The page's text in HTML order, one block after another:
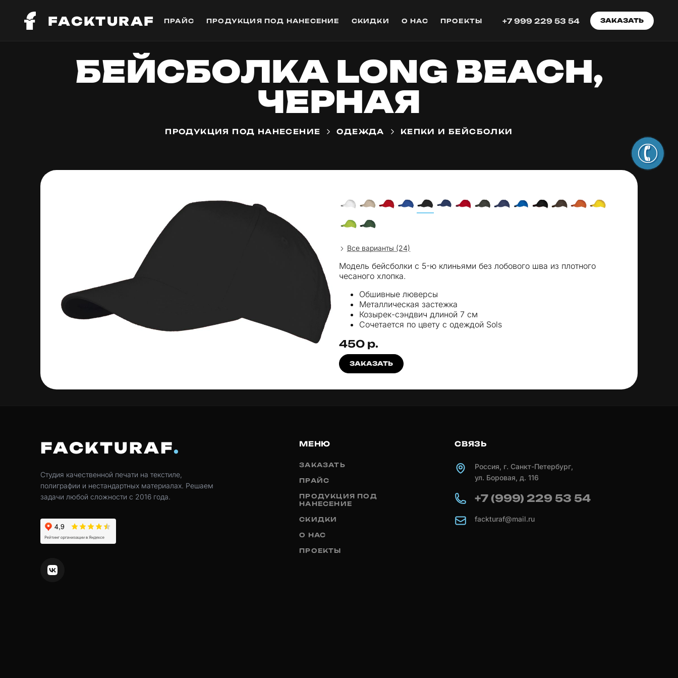
FACKTURAF ПРАЙС ПРОДУКЦИЯ ПОД НАНЕСЕНИЕ СКИДКИ О НАС ПРОЕКТЫ +7 999 229 53 54 ЗАКАЗАТЬ
БЕЙСБОЛКА LONG BEACH,
ЧЕРНАЯ
ПРОДУКЦИЯ ПОД НАНЕСЕНИЕ ОДЕЖДА КЕПКИ И БЕЙСБОЛКИ
Все варианты (24)
Модель бейсболки с 5-ю клиньями без лобового шва из плотного
чесаного хлопка.
Обшивные люверсы
Металлическая застежка
Козырек-сэндвич длиной 7 см
Сочетается по цвету с одеждой Sols
450 р.
ЗАКАЗАТЬ
FACKTURAF
Студия качественной печати на текстиле,
полиграфии и нестандартных материалах. Решаем
задачи любой сложности с 2016 года.
МЕНЮ
ЗАКАЗАТЬ
ПРАЙС
ПРОДУКЦИЯ ПОД
НАНЕСЕНИЕ
СКИДКИ
О НАС
ПРОЕКТЫ
СВЯЗЬ
Россия, г. Санкт-Петербург,
ул. Боровая, д. 116
+7 (999) 229 53 54
fackturaf@mail.ru